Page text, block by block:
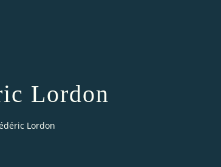
Lordon
Lordon